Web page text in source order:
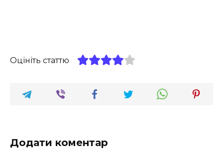
Оцініть статтю
Додати коментар